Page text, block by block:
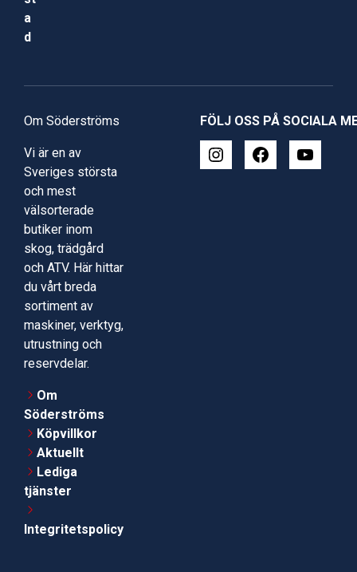
a
d
Om Söderströms
Vi är en av
Sveriges största
och mest
välsorterade
butiker inom
skog, trädgård
och ATV. Här hittar
du vårt breda
sortiment av
maskiner, verktyg,
utrustning och
reservdelar.
Om
Söderströms
Köpvillkor
Aktuellt
Lediga
tjänster
Integritetspolicy
FÖLJ OSS PÅ SOCIALA